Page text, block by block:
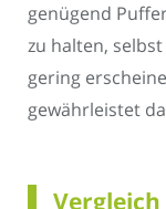
genügend
zu halten,
gering
gewährleistet